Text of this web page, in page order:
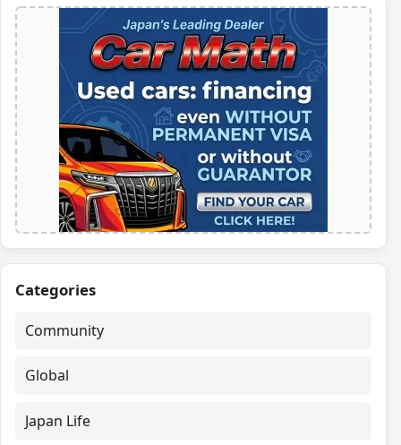
Categories
Community
Global
Japan Life